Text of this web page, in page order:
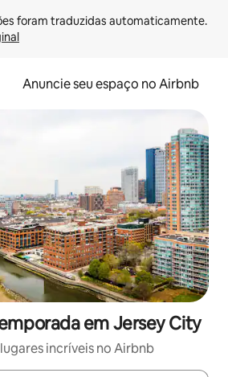
Anuncie seu espaço no Airbnb
em Jersey City
incríveis no Airbnb